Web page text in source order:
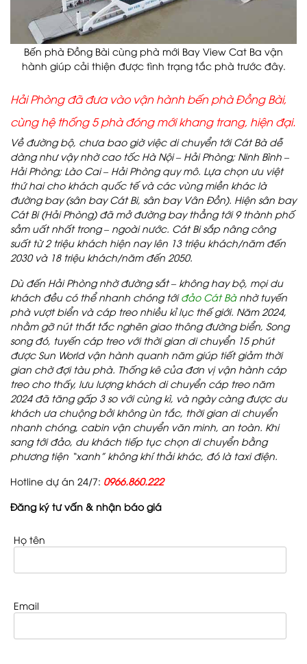
Bến phà Đồng Bài cùng phà mới Bay View Cat Ba vận
hành giúp cải thiện được tình trạng tắc phà trước đây.
Hải Phòng đã đưa vào vận hành bến phà Đồng Bài,
cùng hệ thống 5 phà đóng mới khang trang, hiện đại.
Về đường bộ, chưa bao giờ việc di chuyển tới Cát Bà dễ
dàng như vậy nhờ cao tốc Hà Nội – Hải Phòng; Ninh Bình –
Hải Phòng; Lào Cai – Hải Phòng quy mô. Lựa chọn ưu việt
thứ hai cho khách quốc tế và các vùng miền khác là
đường bay (sân bay Cát Bi, sân bay Vân Đồn). Hiện sân bay
Cát Bi (Hải Phòng) đã mở đường bay thẳng tới 9 thành phố
sầm uất nhất trong – ngoài nước. Cát Bi sắp nâng công
suất từ 2 triệu khách hiện nay lên 13 triệu khách/năm đến
2030 và 18 triệu khách/năm đến 2050.
Dù đến Hải Phòng nhờ đường sắt – không hay bộ, mọi du
khách đều có thể nhanh chóng tớiđảo Cát Bànhờ tuyến
phà vượt biển và cáp treo nhiều kỉ lục thế giới. Năm 2024,
nhằm gỡ nút thắt tắc nghẽn giao thông đường biển, Song
song đó, tuyến cáp treo với thời gian di chuyển 15 phút
được Sun World vận hành quanh năm giúp tiết giảm thời
gian chờ đợi tàu phà. Thống kê của đơn vị vận hành cáp
treo cho thấy, lưu lượng khách di chuyển cáp treo năm
2024 đã tăng gấp 3 so với cùng kì, và ngày càng được du
khách ưa chuộng bởi không ùn tắc, thời gian di chuyển
nhanh chóng, cabin vận chuyển văn minh, an toàn. Khi
sang tới đảo, du khách tiếp tục chọn di chuyển bằng
phương tiện “xanh” không khí thải khác, đó là taxi điện.
Hotline dự án 24/7: 0966.860.222
Đăng ký tư vấn & nhận báo giá
Họ tên
Email